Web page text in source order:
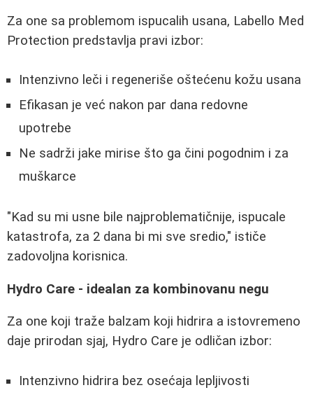
Za one sa problemom ispucalih usana, Labello Med
Protection predstavlja pravi izbor:
Intenzivno leči i regeneriše oštećenu kožu usana
Efikasan je već nakon par dana redovne
upotrebe
Ne sadrži jake mirise što ga čini pogodnim i za
muškarce
"Kad su mi usne bile najproblematičnije, ispucale
katastrofa, za 2 dana bi mi sve sredio," ističe
zadovoljna korisnica.
Hydro Care - idealan za kombinovanu negu
Za one koji traže balzam koji hidrira a istovremeno
daje prirodan sjaj, Hydro Care je odličan izbor:
Intenzivno hidrira bez osećaja lepljivosti